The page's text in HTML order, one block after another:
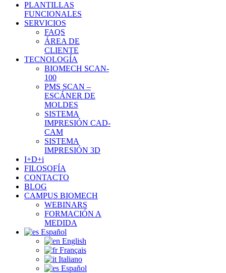
PLANTILLAS
FUNCIONALES
SERVICIOS
FAQS
ÁREA DE
CLIENTE
TECNOLOGÍA
BIOMECH SCAN-
100
PMS SCAN –
ESCÁNER DE
MOLDES
SISTEMA
IMPRESIÓN CAD-
CAM
SISTEMA
IMPRESIÓN 3D
I+D+i
FILOSOFÍA
CONTACTO
BLOG
CAMPUS BIOMECH
WEBINARS
FORMACIÓN A
MEDIDA
Español
English
Français
Italiano
Español